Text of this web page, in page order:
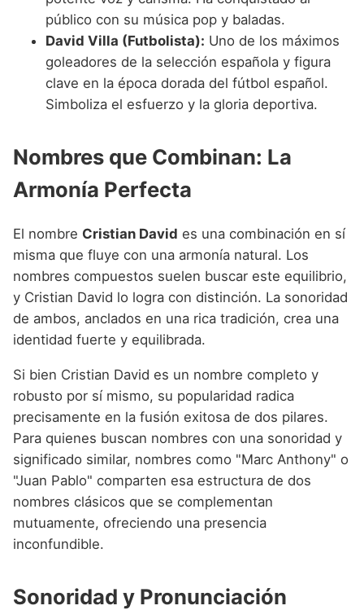
público con su música pop y baladas.
David Villa (Futbolista): Uno de los máximos
goleadores de la selección española y figura
clave en la época dorada del fútbol español.
Simboliza el esfuerzo y la gloria deportiva.
Nombres que Combinan: La
Armonía Perfecta
El nombre Cristian David es una combinación en sí
misma que fluye con una armonía natural. Los
nombres compuestos suelen buscar este equilibrio,
y Cristian David lo logra con distinción. La sonoridad
de ambos, anclados en una rica tradición, crea una
identidad fuerte y equilibrada.
Si bien Cristian David es un nombre completo y
robusto por sí mismo, su popularidad radica
precisamente en la fusión exitosa de dos pilares.
Para quienes buscan nombres con una sonoridad y
significado similar, nombres como "Marc Anthony" o
"Juan Pablo" comparten esa estructura de dos
nombres clásicos que se complementan
mutuamente, ofreciendo una presencia
inconfundible.
Sonoridad y Pronunciación